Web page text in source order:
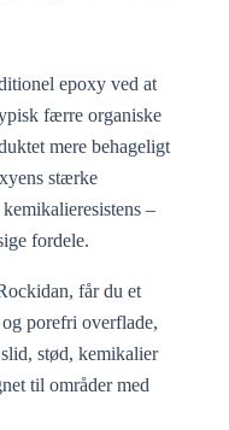
epoxy ved at
færre organiske
mere behageligt
stærke
–
fordele.
får du et
porefri overflade,
stød, kemikalier
til områder med